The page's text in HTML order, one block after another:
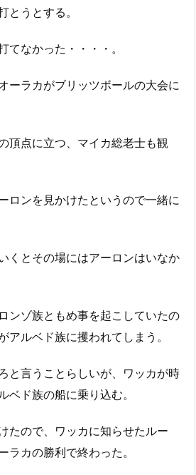
とうとする。
なかった・・・・。
ーラカがブリッツボールの大会に
頂点に立つ、マイカ総老士も観
ロンを見かけたというので一緒に
くとその場にはアーロンはいなか
ンゾ族ともめ事を起こしていたの
アルベド族に攫われてしまう。
と言うことらしいが、ワッカが時
ベド族の船に乗り込む。
たので、ワッカに知らせたルー
ラカの勝利で終わった。